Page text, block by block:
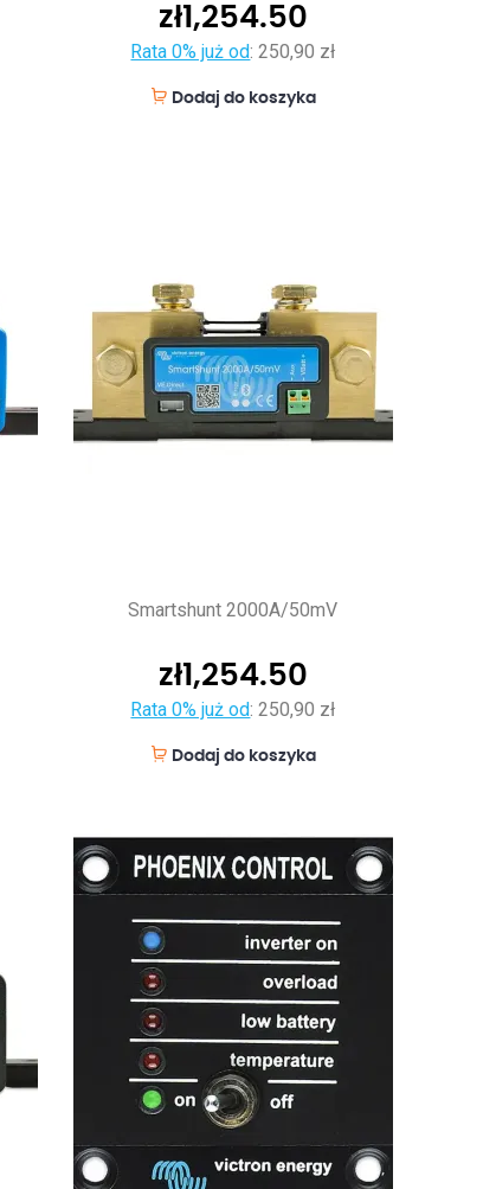
zł1,254.50
Rata 0% już od:250,90 zł
Dodaj do koszyka
Smartshunt 2000A/50mV
zł1,254.50
Rata 0% już od:250,90 zł
Dodaj do koszyka